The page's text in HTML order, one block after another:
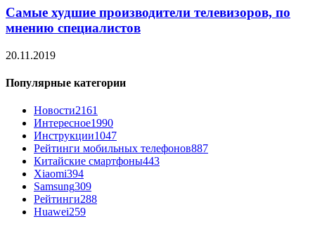
Самые худшие производители телевизоров, по
мнению специалистов
20.11.2019
Популярные категории
Новости2161
Интересное1990
Инструкции1047
Рейтинги мобильных телефонов887
Китайские смартфоны443
Xiaomi394
Samsung309
Рейтинги288
Huawei259